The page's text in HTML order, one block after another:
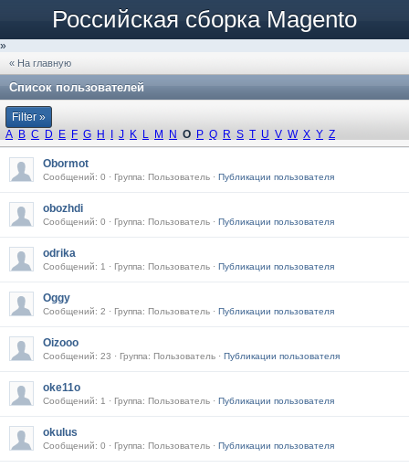
Российская сборка Magento
»
« На главную
Список пользователей
Filter »
A B C D E F G H J K L M N O P Q R S T U V W X Y Z
Obormot
Сообщений: 0 · Группа: Пользователь · Публикации пользователя
obozhdi
Сообщений: 0 · Группа: Пользователь · Публикации пользователя
odrika
Сообщений: 1 · Группа: Пользователь · Публикации пользователя
Oggy
Сообщений: 2 · Группа: Пользователь · Публикации пользователя
Oizooo
Сообщений: 23 · Группа: Пользователь · Публикации пользователя
oke11o
Сообщений: 1 · Группа: Пользователь · Публикации пользователя
okulus
Сообщений: 0 · Группа: Пользователь · Публикации пользователя